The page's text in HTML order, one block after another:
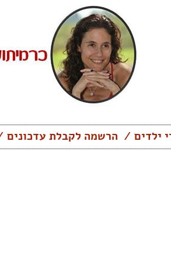
ילדים הרשמה לקבלת עדכונים